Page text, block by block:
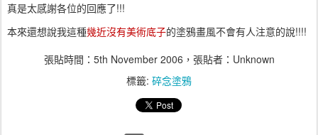
真是太感謝各位的回應了!!!
本來還想說我這種幾近沒有美術底子的塗鴉畫風不會有人注意的說!!!!
張貼時間： 5th November 2006 ，張貼者：Unknown
標籤: 碎念塗鴉